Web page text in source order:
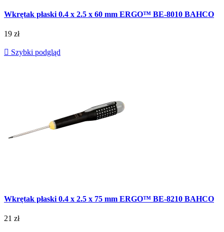
Wkrętak płaski 0.4 x 2.5 x 60 mm ERGO™ BE-8010 BAHCO
19 zł
 Szybki podgląd
Wkrętak płaski 0.4 x 2.5 x 75 mm ERGO™ BE-8210 BAHCO
21 zł